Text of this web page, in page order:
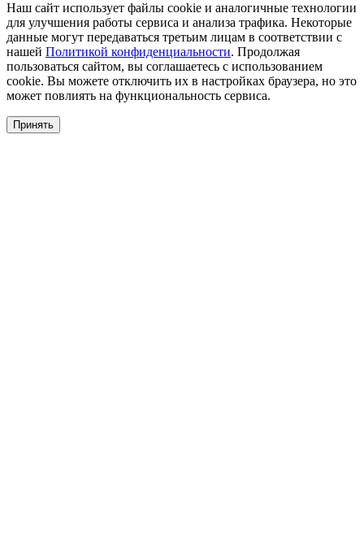
Наш сайт использует файлы cookie и аналогичные технологии
для улучшения работы сервиса и анализа трафика. Некоторые
данные могут передаваться третьим лицам в соответствии с
нашей Политикой конфиденциальности. Продолжая
пользоваться сайтом, вы соглашаетесь с использованием
cookie. Вы можете отключить их в настройках браузера, но это
может повлиять на функциональность сервиса.
Принять